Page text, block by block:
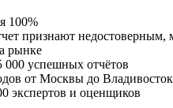
100%
признают недостоверным,
рынке
000 успешных отчётов
от Москвы до
экспертов и оценщиков